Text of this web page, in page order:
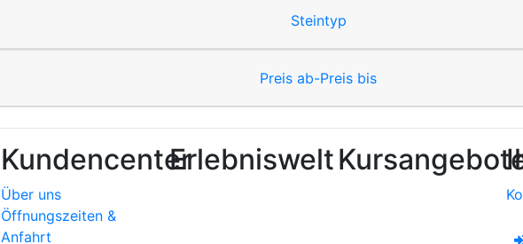
Steintyp
Preis ab-Preis bis
Kundencenter
Über uns
Öffnungszeiten &
Anfahrt
Erlebniswelt